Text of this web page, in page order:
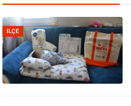
ILÇE